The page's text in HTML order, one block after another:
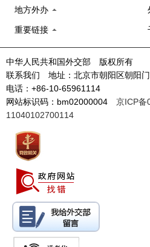
地方外办
重要链接
中华人民共和国外交部 版权所有
联系我们 地址：北京市朝阳区朝阳
电话：+86-10-65961114
网站标识码：bm02000004 京ICP备
11040102700114